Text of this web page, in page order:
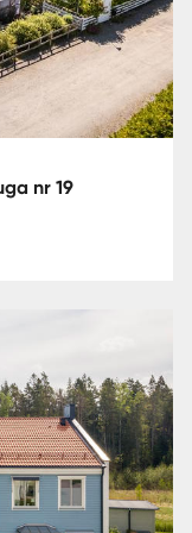
nr 19